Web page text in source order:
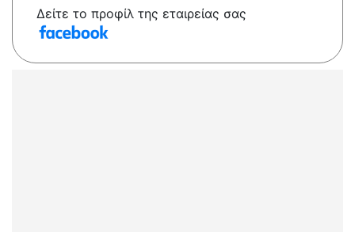
Δείτε το προφίλ της εταιρείας σας